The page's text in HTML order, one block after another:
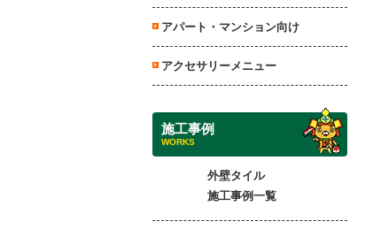
アパート・マンション向け
アクセサリーメニュー
施工事例
WORKS
外壁タイル
施工事例一覧